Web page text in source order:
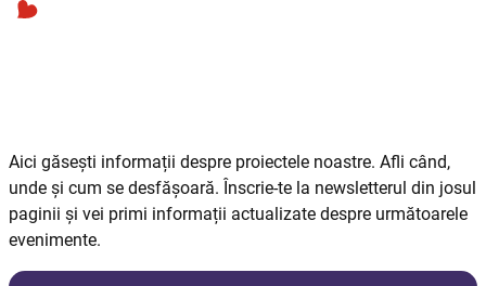
Aici găsești informații despre proiectele noastre. Afli când,
unde și cum se desfășoară. Înscrie-te la newsletterul din josul
paginii și vei primi informații actualizate despre următoarele
evenimente.